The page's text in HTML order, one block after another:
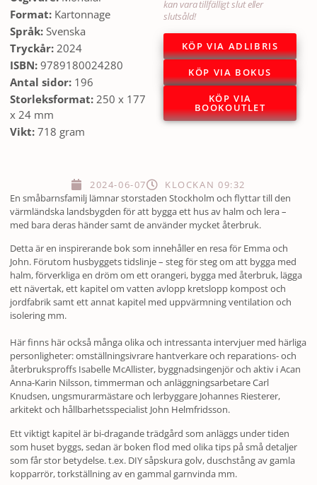
Format: Kartonnage
Språk: Svenska
Tryckår: 2024
ISBN: 9789180024280
Antal sidor: 196
Storleksformat: 250 x 177
x 24 mm
Vikt: 718 gram
kan vara tillfälligt slut eller
slutsåld!
KÖP VIA ADLIBRIS
KÖP VIA BOKUS
KÖP VIA
BOOKOUTLET
2024-06-07 KLOCKAN 09:32
En småbarnsfamilj lämnar storstaden Stockholm och flyttar till den
värmländska landsbygden för att bygga ett hus av halm och lera –
med bara deras händer samt de använder mycket återbruk.
Detta är en inspirerande bok som innehåller en resa för Emma och
John. Förutom husbyggets tidslinje – steg för steg om att bygga med
halm, förverkliga en dröm om ett orangeri, bygga med återbruk, lägga
ett nävertak, ett kapitel om vatten avlopp kretslopp kompost och
jordfabrik samt ett annat kapitel med uppvärmning ventilation och
isolering mm.
Här finns här också många olika och intressanta intervjuer med härliga
personligheter: omställningsivrare hantverkare och reparations- och
återbruksproffs Isabelle McAllister, byggnadsingenjör och aktiv i Acan
Anna-Karin Nilsson, timmerman och anläggningsarbetare Carl
Knudsen, ungsmurarmästare och lerbyggare Johannes Riesterer,
arkitekt och hållbarhetsspecialist John Helmfridsson.
Ett viktigt kapitel är bi-dragande trädgård som anläggs under tiden
som huset byggs, sedan är boken flod med olika tips på små detaljer
som får stor betydelse. t.ex. DIY såpskura golv, duschstång av gamla
kopparrör, torkställning av en gammal garnvinda mm.